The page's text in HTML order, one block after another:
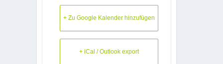
+ Zu Google Kalender hinzufügen
+ iCal / Outlook export